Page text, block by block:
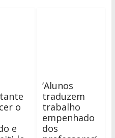
o
e
‘Alunos
traduzem
trabalho
empenhado
dos